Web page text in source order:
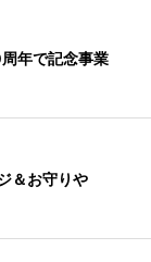
年で記念事業
＆お守りや